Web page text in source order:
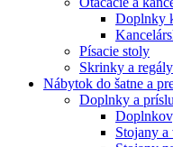
Doplnky
Písacie stoly
Skrinky a
Nábytok do šatne a
Doplnky a
Stojany a